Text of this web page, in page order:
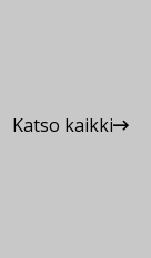
Katso kaikki